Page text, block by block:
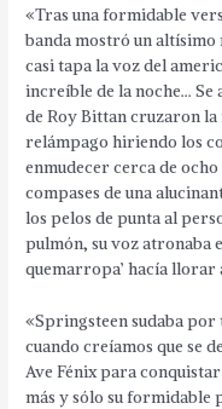
«Tras una formidable
banda mostró un
casi tapa la voz del
increíble de la noche… Se
de Roy Bittan cruzaron la
relámpago hiriendo los
enmudecer cerca de
compases de una
los pelos de punta al
pulmón, su voz atronaba
quemarropa’ hacía llorar
«Springsteen sudaba por
cuando creíamos que se
Ave Fénix para
más y sólo su formidable